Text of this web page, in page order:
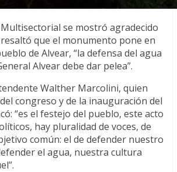
se mostró agradecido
que el monumento pone en
de Alvear, “la defensa del agua
Alvear debe dar pelea”.
Walther Marcolini, quien
congreso y de la inauguración del
“es el festejo del pueblo, este acto
hay pluralidad de voces, de
común: el de defender nuestro
el agua, nuestra cultura